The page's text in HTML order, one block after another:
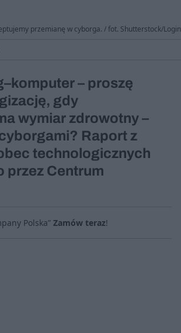
przemianę w cyborga. / fot. Shutterstock/Login
– proszę
gdy
wymiar zdrowotny –
Raport z
technologicznych
przez Centrum
Polska” Zamów teraz!